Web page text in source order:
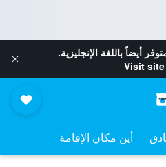
أيضاً باللغة الإنجليزية.
Visit
أين مكان الإقامة